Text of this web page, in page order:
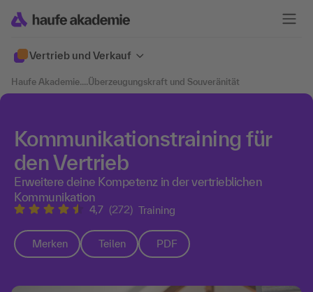
Vertrieb und Verkauf
Haufe Akademie....Überzeugungskraft und Souveränität
Kommunikationstraining für
den Vertrieb
Erweitere deine Kompetenz in der vertrieblichen
Kommunikation
4,7 (272) Training
Merken Teilen PDF